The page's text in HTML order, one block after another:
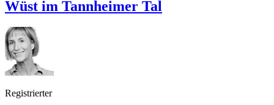
Wüst im Tannheimer Tal
Registrierter